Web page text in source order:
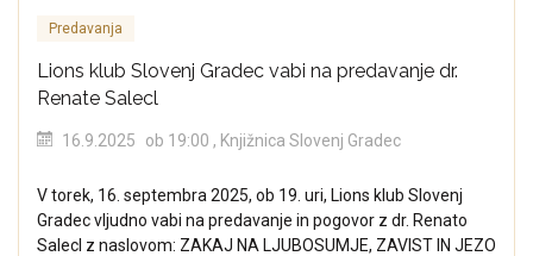
Predavanja
Lions klub Slovenj Gradec vabi na predavanje dr.
Renate Salecl
16.9.2025 ob 19:00 , Knjižnica Slovenj Gradec
V torek, 16. septembra 2025, ob 19. uri, Lions klub Slovenj
Gradec vljudno vabi na predavanje in pogovor z dr. Renato
Salecl z naslovom: ZAKAJ NA LJUBOSUMJE, ZAVIST IN JEZO